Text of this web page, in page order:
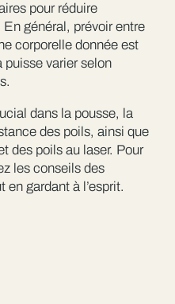
pour réduire
général, prévoir entre
corporelle donnée est
varier selon
dans la pousse, la
des poils, ainsi que
des poils au laser. Pour
les conseils des
gardant à l’esprit.